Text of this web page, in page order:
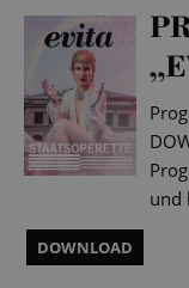
und
DOWNLOAD